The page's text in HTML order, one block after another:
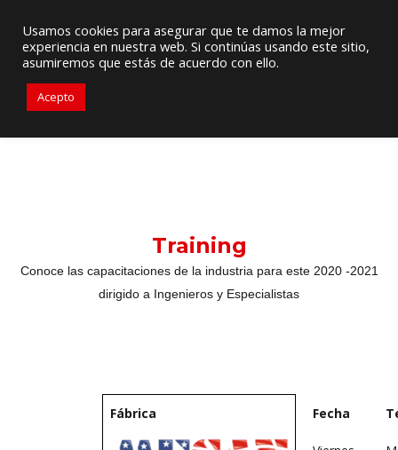
+56976 264279 ventas@primelines-hvac.cl
Training
Conoce las capacitaciones de la industria para este 2020 -2021
dirigido a Ingenieros y Especialistas
Fábrica Fecha
Usamos cookies para asegurar que te damos la mejor
experiencia en nuestra web. Si continúas usando este sitio,
asumiremos que estás de acuerdo con ello.
Acepto